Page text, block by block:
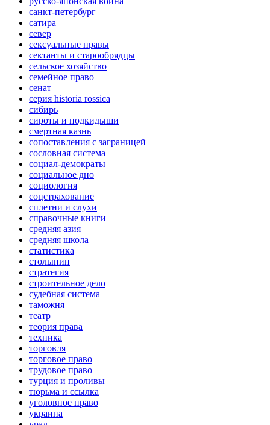
санкт-петербург
сатира
север
сексуальные нравы
сектанты и старообрядцы
сельское хозяйство
семейное право
сенат
серия historia rossica
сибирь
сироты и подкидыши
смертная казнь
сопоставления с заграницей
сословная система
социал-демократы
социальное дно
социология
соцстрахование
сплетни и слухи
справочные книги
средняя азия
средняя школа
статистика
столыпин
стратегия
строительное дело
судебная система
таможня
театр
теория права
техника
торговля
торговое право
трудовое право
турция и проливы
тюрьма и ссылка
уголовное право
украина